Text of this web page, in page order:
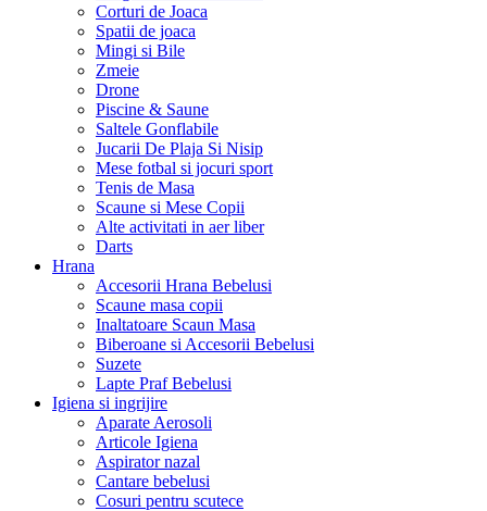
Corturi de Joaca
Spatii de joaca
Mingi si Bile
Zmeie
Drone
Piscine & Saune
Saltele Gonflabile
Jucarii De Plaja Si Nisip
Mese fotbal si jocuri sport
Tenis de Masa
Scaune si Mese Copii
Alte activitati in aer liber
Darts
Hrana
Accesorii Hrana Bebelusi
Scaune masa copii
Inaltatoare Scaun Masa
Biberoane si Accesorii Bebelusi
Suzete
Lapte Praf Bebelusi
Igiena si ingrijire
Aparate Aerosoli
Articole Igiena
Aspirator nazal
Cantare bebelusi
Cosuri pentru scutece